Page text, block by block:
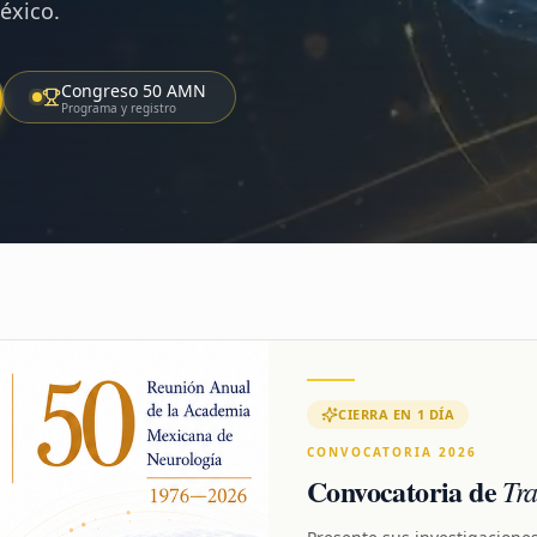
Congreso 50 AMN
Programa y registro
CIERRA EN 1 DÍA
CONVOCATORIA 2026
Convocatoria de